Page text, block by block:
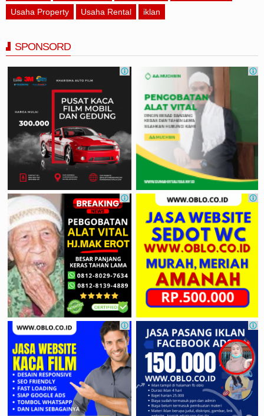
Usaha Property
Usaha Rental iklan
SPONSORD